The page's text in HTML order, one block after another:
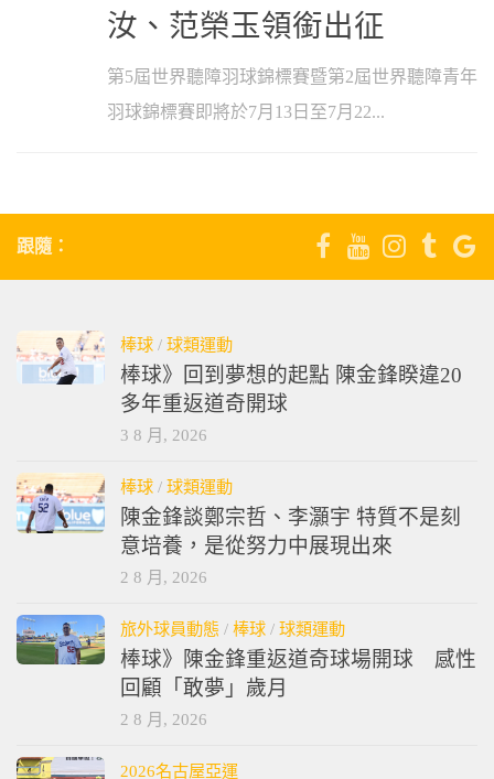
汝、范榮玉領銜出征
第5屆世界聽障羽球錦標賽暨第2屆世界聽障青年
羽球錦標賽即將於7月13日至7月22...
跟隨：
棒球 / 球類運動
棒球》回到夢想的起點 陳金鋒睽違20
多年重返道奇開球
3 8 月, 2026
棒球 / 球類運動
陳金鋒談鄭宗哲、李灝宇 特質不是刻
意培養，是從努力中展現出來
2 8 月, 2026
旅外球員動態 / 棒球 / 球類運動
棒球》陳金鋒重返道奇球場開球 感性
回顧「敢夢」歲月
2 8 月, 2026
2026名古屋亞運